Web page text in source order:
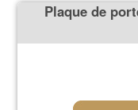
Plaque de